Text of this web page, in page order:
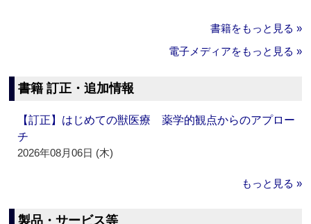
書籍をもっと見る »
電子メディアをもっと見る »
書籍 訂正・追加情報
【訂正】はじめての獣医療 薬学的観点からのアプロー
チ
2026年08月06日 (木)
もっと見る »
製品・サービス等